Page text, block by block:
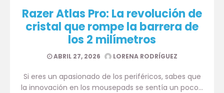
Razer Atlas Pro: La revolución de
cristal que rompe la barrera de
los 2 milímetros
ABRIL 27, 2026 LORENA RODRÍGUEZ
Si eres un apasionado de los periféricos, sabes que
la innovación en los mousepads se sentía un poco…